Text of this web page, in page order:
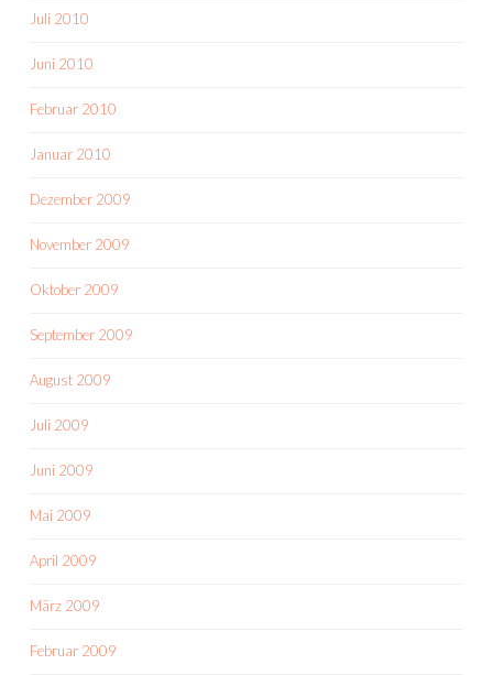
Juli 2010
Juni 2010
Februar 2010
Januar 2010
Dezember 2009
November 2009
Oktober 2009
September 2009
August 2009
Juli 2009
Juni 2009
Mai 2009
April 2009
März 2009
Februar 2009